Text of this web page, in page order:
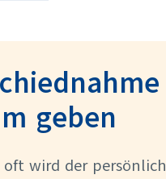
geben
wird der